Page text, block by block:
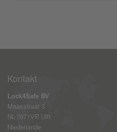
Kontakt
Lock4Safe BV
Maasstraat 3
NL-7071VR Ulft
Niederlande